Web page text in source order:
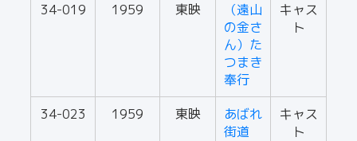
34-019 1959 東映
（遠山
の金さ
ん）た
つまき
奉行
キャス
ト
34-023 1959 東映
あばれ
街道
キャス
ト